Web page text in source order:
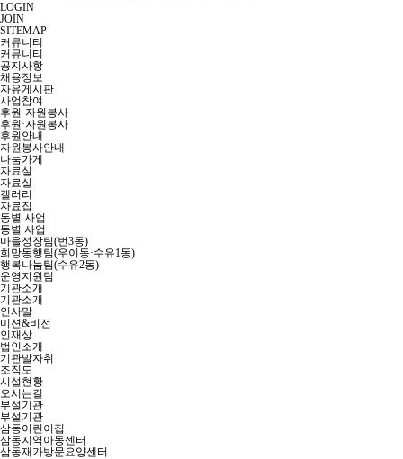
LOGIN
JOIN
SITEMAP
커뮤니티
커뮤니티
공지사항
채용정보
자유게시판
사업참여
후원·자원봉사
후원·자원봉사
후원안내
자원봉사안내
나눔가게
자료실
자료실
갤러리
자료집
동별 사업
동별 사업
마을성장팀(번3동)
희망동행팀(우이동·수유1동)
행복나눔팀(수유2동)
운영지원팀
기관소개
기관소개
인사말
미션&비전
인재상
법인소개
기관발자취
조직도
시설현황
오시는길
부설기관
부설기관
삼동어린이집
삼동지역아동센터
삼동재가방문요양센터